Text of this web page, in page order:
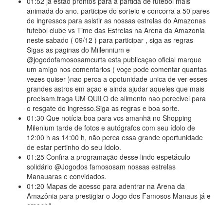
animada do ano. participe do sorteio e concorra a 50 pares
de ingressos para asistir as nossas estrelas do Amazonas
futebol clube vs Time das Estrelas na Arena da Amazonia
neste sabado ( 09/12 ) para participar , siga as regras
Sigas as paginas do Millennium e
@jogodofamososamcurta esta publicaçao oficial marque
um amigo nos comentarios ( voçe pode comentar quantas
vezes quiser )nao perca a opotunidade unica de ver esses
grandes astros em açao e ainda ajudar aqueles que mais
precisam.traga UM QUILO de alimento nao perecivel para
o resgate do ingresso.Siga as regras e boa sorte.
01:30 Que notícia boa para vcs amanhã no Shopping
Milenium tarde de fotos e autógrafos com seu ídolo de
12:00 h as 14:00 h, não perca essa grande oportunidade
de estar pertinho do seu ídolo.
01:25 Confira a programação desse lindo espetáculo
solidário @Jogodos famososam nossas estrelas
Manauaras e convidados.
01:20 Mapas de acesso para adentrar na Arena da
Amazônia para prestigiar o Jogo dos Famosos Manaus já e